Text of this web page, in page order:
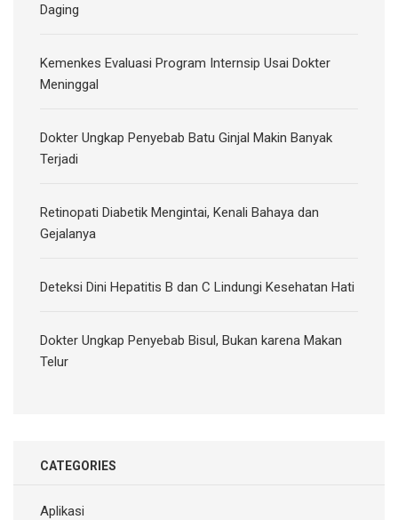
Daging
Kemenkes Evaluasi Program Internsip Usai Dokter
Meninggal
Dokter Ungkap Penyebab Batu Ginjal Makin Banyak
Terjadi
Retinopati Diabetik Mengintai, Kenali Bahaya dan
Gejalanya
Deteksi Dini Hepatitis B dan C Lindungi Kesehatan Hati
Dokter Ungkap Penyebab Bisul, Bukan karena Makan
Telur
CATEGORIES
Aplikasi